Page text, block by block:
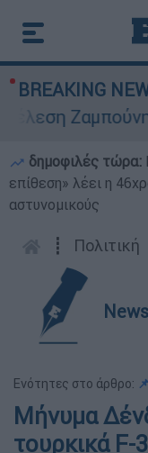
BREAKING
Ζαμπούνη
δημοφιλές τώρα:
επίθεση» λέει η
αστυνομικούς
┋ Πολιτική
Ενότητες στο άρθρο:
Μήνυμα
τουρκικά F-